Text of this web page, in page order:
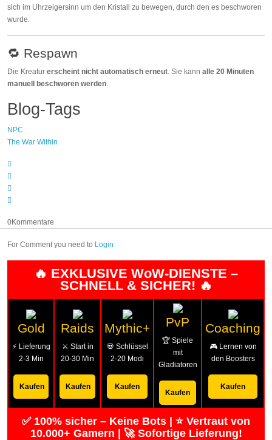
sich im Uhrzeigersinn um den Kristall zu bewegen, durch den es beschworen
wurde.
🔁 Respawn
Die Kreatur erscheint nicht automatisch erneut . Sie kann alle 20 Minuten
manuell beschworen werden
Blog-Tags
NPC
The War Within
0Kommentare
For Comment you need to Login
🔥 EXKLUSIVE WoW-DIENSTE –
SCHNELL & SICHER! 🔥
Gold
⚡ Lieferung
2-3 Min
Kaufen
Raids
⚔️ Start in
20-30 Min
Kaufen
Mythic+
💀 Schlüssel
2-20 Modi
Kaufen
PvP
🏆 Spiele
mit
Gladiatoren
Kaufen
Coaching
🎮 Lernen von
den Boosters
Kaufen
✅ 100% sicher – Keine Bots | ⭐ Vertraut von
10.000+ Gamern | 🚀 Sofortige Lieferung!